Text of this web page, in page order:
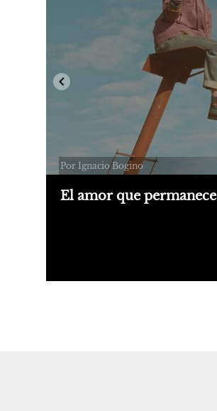
Por Ignacio Bogino
El amor que permanece